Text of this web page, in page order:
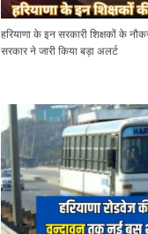
हरियाणा के इन सरकारी शिक्षकों के
सरकार ने जारी किया बड़ा अलर्ट